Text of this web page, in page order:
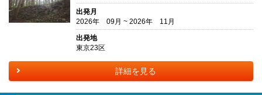
出発月
2026年 09月 ~ 2026年 11月
出発地
東京23区
詳細を見る